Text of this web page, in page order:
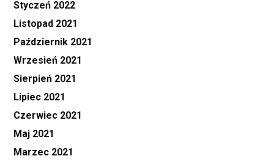
Styczeń 2022
Listopad 2021
Październik 2021
Wrzesień 2021
Sierpień 2021
Lipiec 2021
Czerwiec 2021
Maj 2021
Marzec 2021